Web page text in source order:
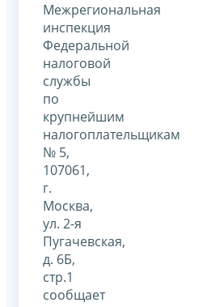
Межрегиональная
инспекция
Федеральной
налоговой
службы
по
крупнейшим
налогоплательщикам
№ 5,
107061,
г.
Москва,
ул. 2-я
Пугачевская,
д. 6Б,
стр.1
сообщает